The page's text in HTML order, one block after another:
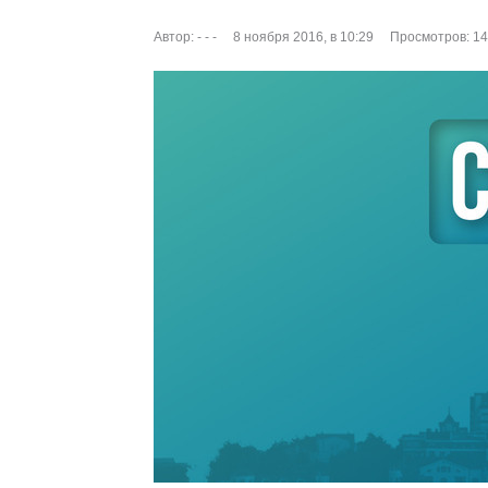
Автор: - - - 8 ноября 2016, в 10:29 Просмотров: